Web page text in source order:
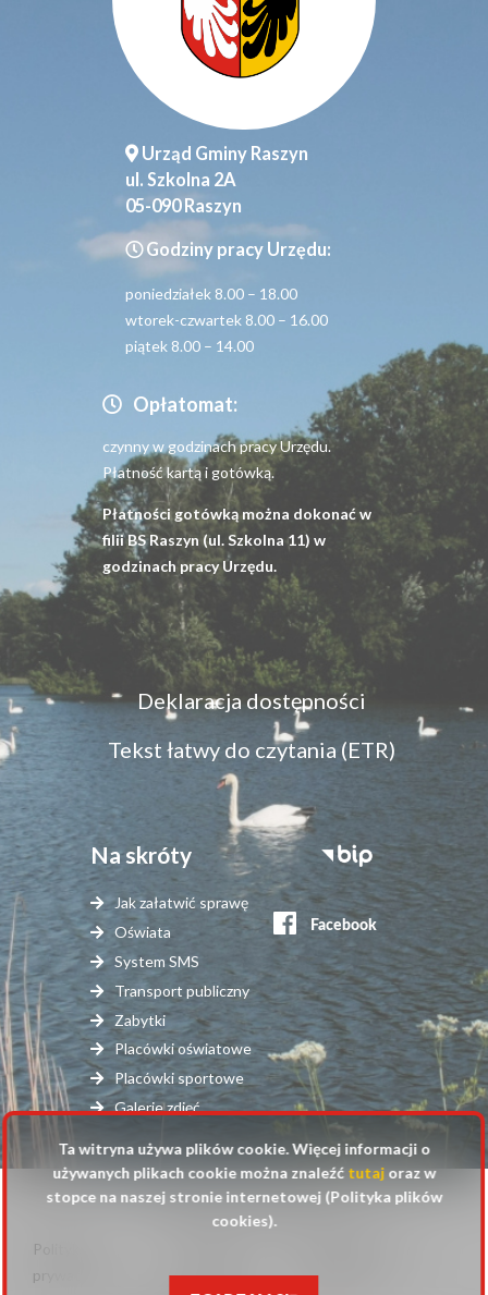
Urząd Gminy Raszyn
ul. Szkolna 2A
05-090 Raszyn
Godziny pracy Urzędu:
poniedziałek 8.00 – 18.00
wtorek-czwartek 8.00 – 16.00
piątek 8.00 – 14.00
Opłatomat:
czynny w godzinach pracy Urzędu.
Płatność kartą i gotówką.
Płatności gotówką można dokonać w
filii BS Raszyn (ul. Szkolna 11) w
godzinach pracy Urzędu.
Menu
dostępność
Deklaracja dostępności
Tekst łatwy do czytania (ETR)
Na skróty
Jak załatwić sprawę
Oświata
System SMS
Transport publiczny
Zabytki
Placówki oświatowe
Placówki sportowe
Galerie zdjęć
Stopka
serwisy
zewnętrzne
© 2025 Urząd Gminy Raszyn
Stopka
Polityka
prywatności
strony
cookies
Ta witryna używa plików cookie. Więcej informacji o
używanych plikach cookie można znaleźć tutajoraz w
stopce na naszej stronie internetowej (Polityka plików
cookies).